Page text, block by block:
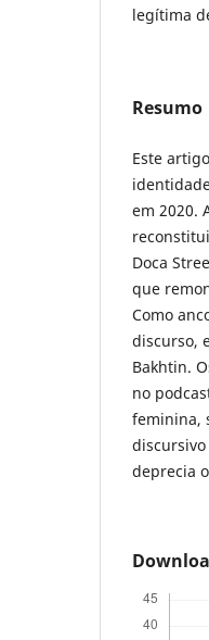
legítima
Resumo
Este
em 2020.
Doca
que
Como
discurso,
Bakhtin.
no
feminina,
deprecia